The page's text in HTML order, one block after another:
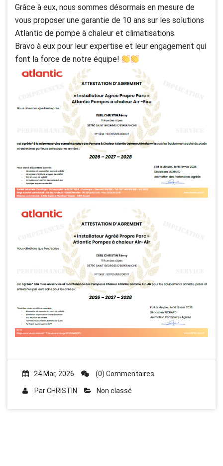
Grâce à eux, nous sommes désormais en mesure de
vous proposer une garantie de 10 ans sur les solutions
Atlantic de pompe à chaleur et climatisations.
Bravo à eux pour leur expertise et leur engagement qui
font la force de notre équipe!
24 Mar, 2026 (0) Commentaires
ParCHRISTIN Non classé